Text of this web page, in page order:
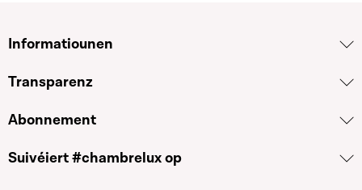
Informatiounen
Transparenz
Abonnement
Suivéiert #chambrelux op